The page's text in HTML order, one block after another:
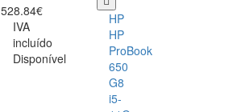
528.84€
IVA
incluído
Disponível
HP
HP
ProBook
650
G8
i5-